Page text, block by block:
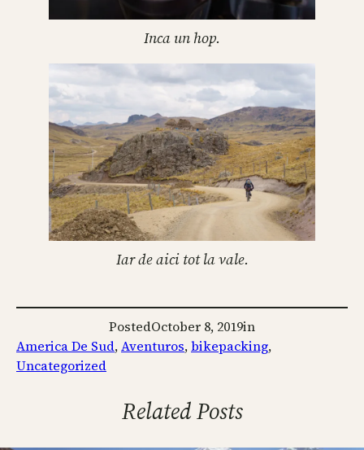
Inca un hop.
Iar de aici tot la vale.
PostedOctober 8, 2019in
America De Sud, Aventuros, bikepacking
Uncategorized
Related Posts